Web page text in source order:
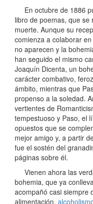
En octubre de 1886
libro de poemas, que
muerte. Aunque su
comienza a colaborar
no aparecen y la
han seguido el mismo
Joaquín Dicenta, un
carácter combativo,
ámbito, mientras que
propenso a la soledad.
vertientes de
tempestuoso y Paso, el
opuestos que se
mejor amigo y, a partir
fue el sostén del
páginas sobre él.
Vienen ahora las
bohemia, que ya
acompañó casi siempre
alimentación,